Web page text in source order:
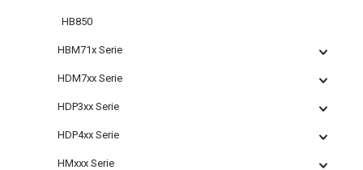
HB850
HBM71x Serie
HDM7xx Serie
HDP3xx Serie
HDP4xx Serie
HMxxx Serie